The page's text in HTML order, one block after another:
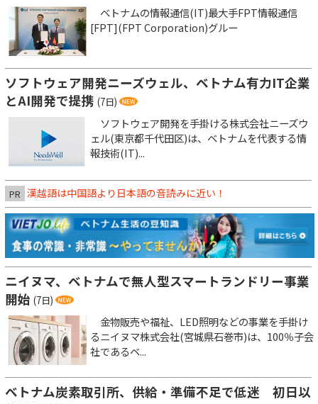
ベトナムの情報通信(IT)最大手FPT情報通信
[FPT](FPT Corporation)グルー
ソフトウェア開発ニーズウェル、ベトナム有力IT企業
とAI開発で提携 (7日)
ソフトウェア開発を手掛ける株式会社ニーズウ
ェル(東京都千代田区)は、ベトナムを代表する情
報技術(IT)...
PR 漢越語は中国語より日本語の音読みに近い！
ニイヌマ、ベトナムで無人型スマートランドリー事業
開始 (7日)
金物販売や福祉、LED照明などの事業を手掛け
るニイヌマ株式会社(宮城県石巻市)は、100％子会
社であるベ...
ベトナム炭素取引所、供給・準備不足で低迷 初日以